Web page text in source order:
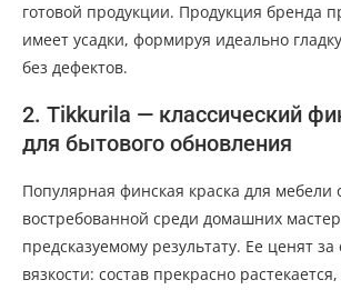
готовой продукции. Продукция бренда
имеет усадки, формируя идеально
без дефектов.
2. Tikkurila — классический
для бытового обновления
Популярная финская краска для мебели
востребованной среди домашних
предсказуемому результату. Ее ценят
вязкости: состав прекрасно